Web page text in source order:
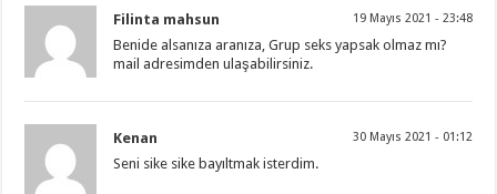
Filinta mahsun 19 Mayıs 2021 - 23:48
Benide alsanıza aranıza, Grup seks yapsak olmaz mı?
mail adresimden ulaşabilirsiniz.
Kenan 30 Mayıs 2021 - 01:12
Seni sike sike bayıltmak isterdim.